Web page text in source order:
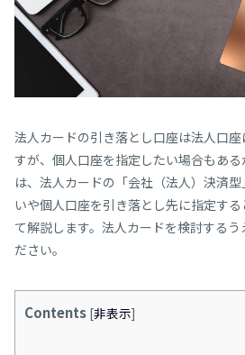
法人カードの引き落とし口座は法人口
すが、個人口座を指定したい場合もあ
は、法人カードの「会社（法人）決済
いや個人口座を引き落とし先に指定す
て解説します。法人カードを検討するう
ださい。
Contents [非表示]